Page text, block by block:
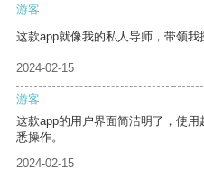
游客
这款app就像我的私人导师，带领我
2024-02-15
游客
这款app的用户界面简洁明了，使
悉操作。
2024-02-15